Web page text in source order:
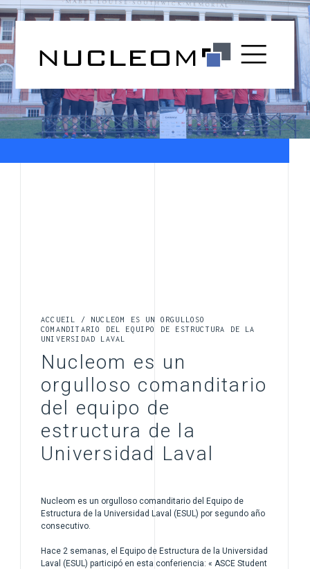
ACCUEIL / NUCLEOM ES UN ORGULLOSO
COMANDITARIO DEL EQUIPO DE ESTRUCTURA DE LA
UNIVERSIDAD LAVAL
Nucleom es un
orgulloso comanditario
del equipo de
estructura de la
Universidad Laval
Nucleom es un orgulloso comanditario del Equipo de
Estructura de la Universidad Laval (ESUL) por segundo año
consecutivo.
Hace 2 semanas, el Equipo de Estructura de la Universidad
Laval (ESUL) participó en esta conferiencia: « ASCE Student